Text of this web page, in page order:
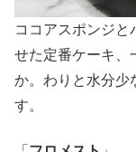
ココアスポンジと
せた定番ケーキ、
か。わりと水分少
す。